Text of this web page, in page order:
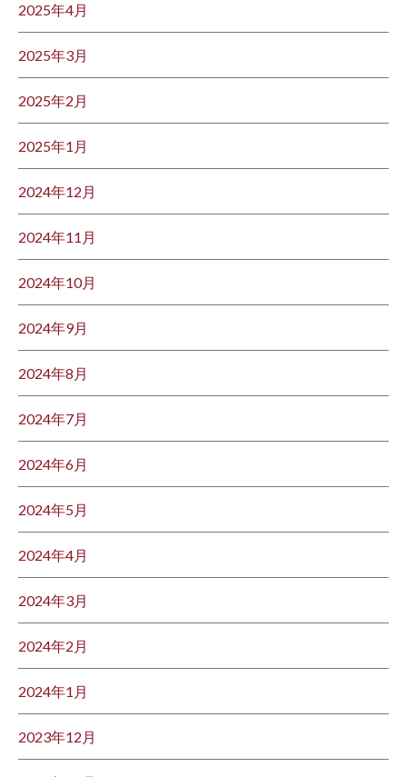
2025年4月
2025年3月
2025年2月
2025年1月
2024年12月
2024年11月
2024年10月
2024年9月
2024年8月
2024年7月
2024年6月
2024年5月
2024年4月
2024年3月
2024年2月
2024年1月
2023年12月